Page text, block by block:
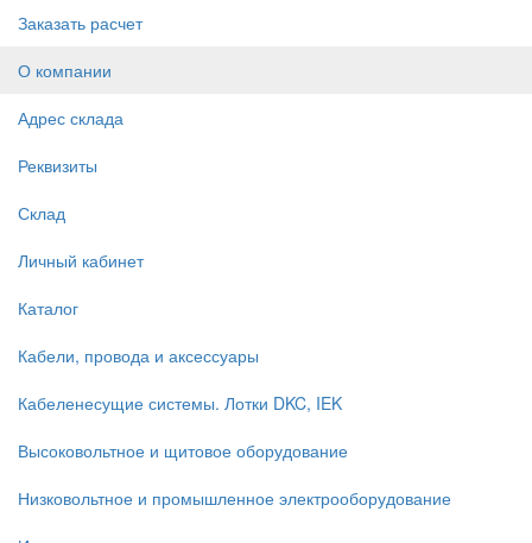
Заказать расчет
О компании
Адрес склада
Реквизиты
Склад
Личный кабинет
Каталог
Кабели, провода и аксессуары
Кабеленесущие системы. Лотки DKC, IEK
Высоковольтное и щитовое оборудование
Низковольтное и промышленное электрооборудование